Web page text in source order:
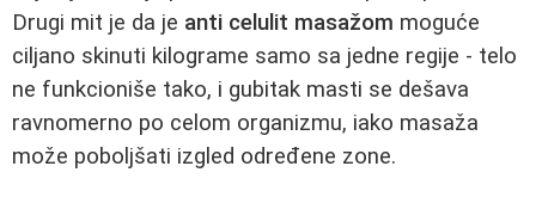
Drugi mit je da je anti celulit masažom moguće
ciljano skinuti kilograme samo sa jedne regije - telo
ne funkcioniše tako, i gubitak masti se dešava
ravnomerno po celom organizmu, iako masaža
može poboljšati izgled određene zone.